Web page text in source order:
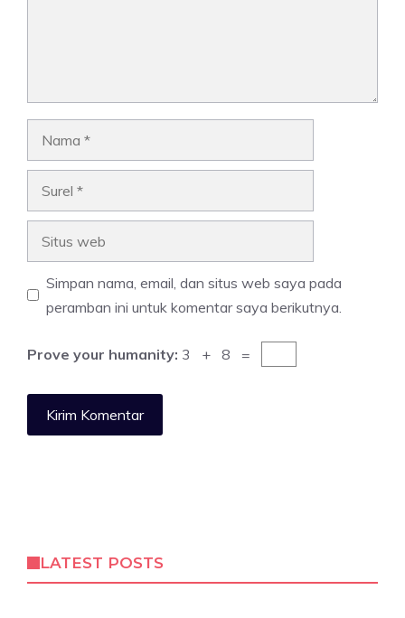
Simpan nama, email, dan situs web saya pada
peramban ini untuk komentar saya berikutnya.
Prove your humanity: 3 + 8 =
LATEST POSTS